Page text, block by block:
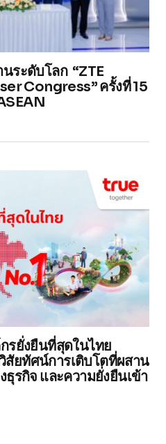
ระดับโลก “ZTE
Congress” ครั้งที่ 15
รยั่งยืนที่สุดในไทย
สัยทัศน์การเติบโตที่ผสาน
รกิจ และความยั่งยืนเข้า